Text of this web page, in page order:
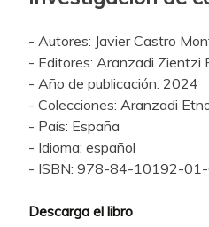
- Autores: Javier Castro
- Editores: Aranzadi Zientzi
- Año de publicación: 2024
- Colecciones: Aranzadi
- País: España
- Idioma: español
- ISBN: 978-84-10192-
Descarga el libro